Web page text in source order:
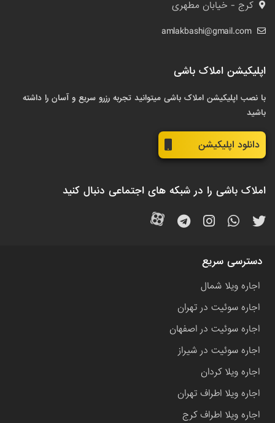
کرج - خیابان مطهری
amlakbashi@gmail.com
اپلیکیشن املاک باشی
با نصب اپلیکیشن املاک باشی میتوانید تجربه رزرو سریع و آسان را داشته
باشید
دانلود اپلیکیشن
املاک باشی را در شبکه های اجتماعی دنبال کنید
دسترسی سریع
اجاره ویلا شمال
اجاره سوئیت در تهران
اجاره سوئیت در اصفهان
اجاره سوئیت در شیراز
اجاره ویلا کردان
اجاره ویلا اطراف تهران
اجاره ویلا اطراف کرج